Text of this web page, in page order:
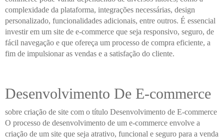
complexidade da plataforma, integrações necessárias, design
personalizado, funcionalidades adicionais, entre outros. É essencial
investir em um site de e-commerce que seja responsivo, seguro, de
fácil navegação e que ofereça um processo de compra eficiente, a
fim de impulsionar as vendas e a satisfação do cliente.
Desenvolvimento De E-commerce
sobre criação de site com o título Desenvolvimento de E-commerce
O processo de desenvolvimento de um e-commerce envolve a
criação de um site que seja atrativo, funcional e seguro para a venda